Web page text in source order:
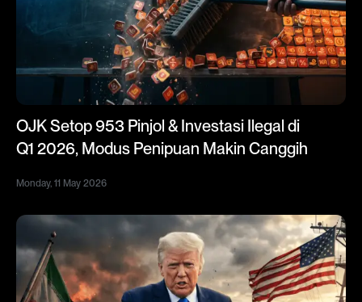
OJK Setop 953 Pinjol & Investasi Ilegal di
Q1 2026, Modus Penipuan Makin Canggih
Monday, 11 May 2026